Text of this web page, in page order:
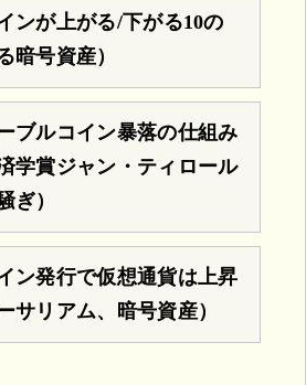
ンが上がる/下がる10の
暗号資産）
ブルコイン暴落の仕組み
学賞ジャン・ティロール
ぎ）
ン発行で仮想通貨は上昇
サリアム、暗号資産）